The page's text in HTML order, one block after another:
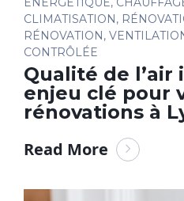
CLIMATISATION,
RÉNOVATION,
CONTRÔLÉE
Qualité de
enjeu clé pour
rénovations à
Read More